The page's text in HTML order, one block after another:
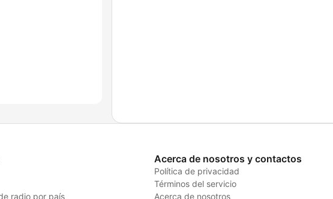
radio por país
Acerca de nosotros y contactos
Política de privacidad
Términos del servicio
Acerca de nosotros